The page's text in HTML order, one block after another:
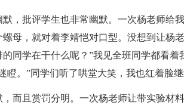
，批评学生也非常幽默。一次杨老师给
母，就对着李靖恺对口型。没想到让杨
同学在干什么呢？”我见全班同学都看着
瞪。”同学们听了哄堂大笑，我也红着脸继
而且赏罚分明。一次杨老师让带实验材